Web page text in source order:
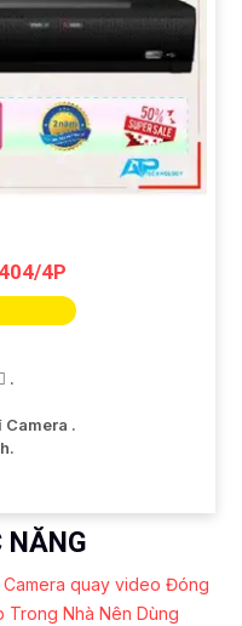
4P
.
Camera .
NĂNG
Camera quay video Đóng
Trong Nhà Nên Dùng